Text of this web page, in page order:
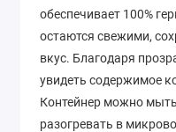
обеспечивает 100%
остаются свежими,
вкус. Благодаря
увидеть содержимое
Контейнер можно
разогревать в